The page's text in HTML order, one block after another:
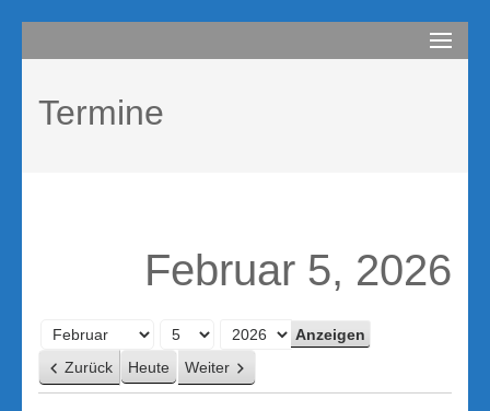
Inhalt
(Enter
drücken)
compurem
Termine
Februar 5, 2026
Monat
Tag
Jahr
Zurück Heute Weiter